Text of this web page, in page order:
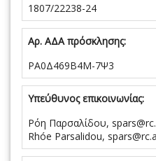
1807/22238-24
Αρ. ΑΔΑ πρόσκλησης:
ΡΑ0Δ469Β4Μ-7Ψ3
Υπεύθυνος επικοινωνίας:
Ρόη Παρσαλίδου,
Rhóe Parsalidou,